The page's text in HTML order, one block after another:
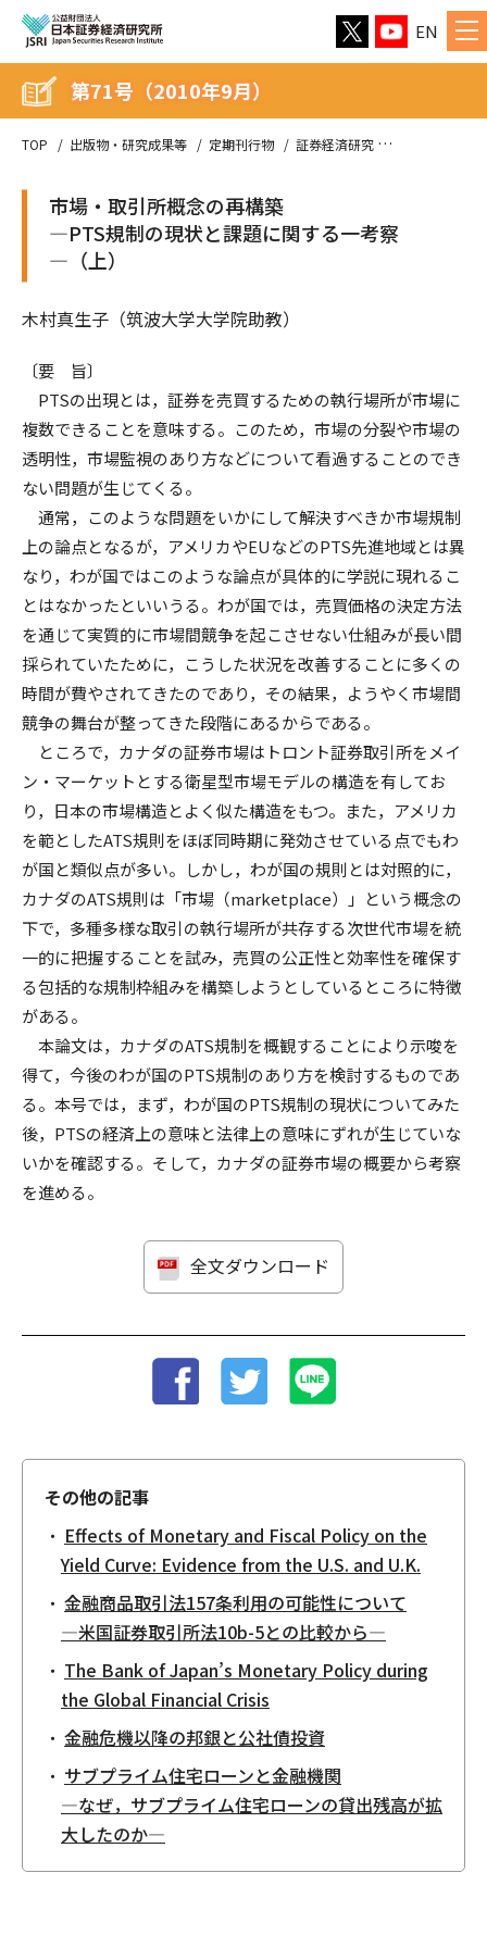
EN
TOP 出版物・研究成果等 定期刊行物 証券経済研究
第71号（2010年9月）
市場・取引所概念の再構築
―PTS規制の現状と課題に関する一考察
―（上）
木村真生子（筑波大学大学院助教）
〔要 旨〕
PTSの出現とは，証券を売買するための執行場所が市場に
複数できることを意味する。このため，市場の分裂や市場の
透明性，市場監視のあり方などについて看過することのでき
ない問題が生じてくる。
通常，このような問題をいかにして解決すべきか市場規制
上の論点となるが，アメリカやEUなどのPTS先進地域とは異
なり，わが国ではこのような論点が具体的に学説に現れるこ
とはなかったといいうる。わが国では，売買価格の決定方法
を通じて実質的に市場間競争を起こさせない仕組みが長い間
採られていたために，こうした状況を改善することに多くの
時間が費やされてきたのであり，その結果，ようやく市場間
競争の舞台が整ってきた段階にあるからである。
ところで，カナダの証券市場はトロント証券取引所をメイ
ン・マーケットとする衛星型市場モデルの構造を有してお
り，日本の市場構造とよく似た構造をもつ。また，アメリカ
を範としたATS規則をほぼ同時期に発効させている点でもわ
が国と類似点が多い。しかし，わが国の規則とは対照的に，
カナダのATS規則は「市場（marketplace）」という概念の
下で，多種多様な取引の執行場所が共存する次世代市場を統
一的に把握することを試み，売買の公正性と効率性を確保す
る包括的な規制枠組みを構築しようとしているところに特徴
がある。
本論文は，カナダのATS規制を概観することにより示唆を
得て，今後のわが国のPTS規制のあり方を検討するものであ
る。本号では，まず，わが国のPTS規制の現状についてみた
後，PTSの経済上の意味と法律上の意味にずれが生じていな
いかを確認する。そして，カナダの証券市場の概要から考察
を進める。
全文ダウンロード
その他の記事
Effects of Monetary and Fiscal Policy on the
Yield Curve: Evidence from the U.S. and U.K.
金融商品取引法157条利用の可能性について
―米国証券取引所法10b-5との比較から―
The Bank of Japan’s Monetary Policy during
the Global Financial Crisis
金融危機以降の邦銀と公社債投資
サブプライム住宅ローンと金融機関
―なぜ，サブプライム住宅ローンの貸出残高が拡
大したのか―